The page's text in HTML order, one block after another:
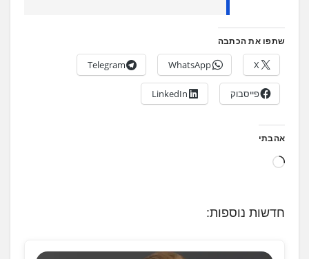
שתפו את הכתבה
X
WhatsApp
Telegram
פייסבוק LinkedIn
אהבתי
ט
חדשות נוספות: